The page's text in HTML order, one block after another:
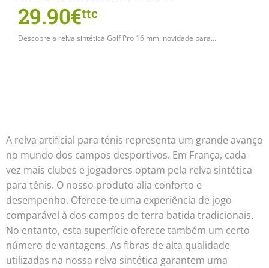
29.90€ttc
Descobre a relva sintética Golf Pro 16 mm, novidade para...
A relva artificial para ténis representa um grande avanço
no mundo dos campos desportivos. Em França, cada
vez mais clubes e jogadores optam pela relva sintética
para ténis. O nosso produto alia conforto e
desempenho. Oferece-te uma experiência de jogo
comparável à dos campos de terra batida tradicionais.
No entanto, esta superfície oferece também um certo
número de vantagens. As fibras de alta qualidade
utilizadas na nossa relva sintética garantem uma